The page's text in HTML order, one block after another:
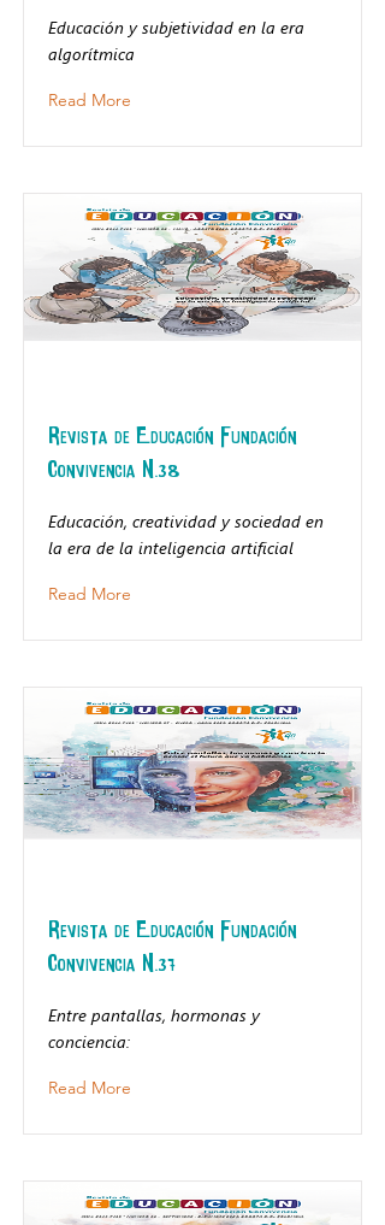
Educación y subjetividad en la era
algorítmica
Read More
Revista de Educación Fundación
Convivencia N.38
Educación, creatividad y sociedad en
la era de la inteligencia artificial
Read More
Revista de Educación Fundación
Convivencia N.37
Entre pantallas, hormonas y
conciencia:
Read More